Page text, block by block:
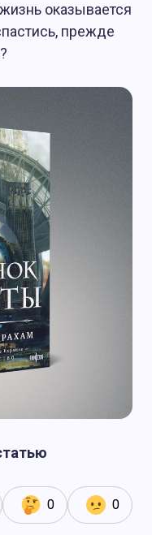
оказывается
прежде
0 0